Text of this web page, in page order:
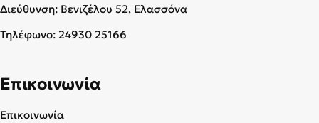
Διεύθυνση: Βενιζέλου 52, Ελασσόνα
Τηλέφωνο: 24930 25166
Επικοινωνία
Επικοινωνία